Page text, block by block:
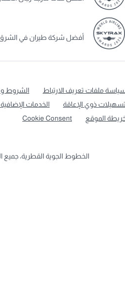
أفضل شركة طيران في
ملفات تعريف الارتباط الشروط و
ذوي الإعاقة
الخدمات
الموقع
Cookie Consent
الخطوط الجوية القطرية،